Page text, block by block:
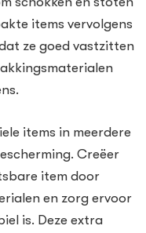
items vervolgens
ze goed vastzitten
items in meerdere
Creëer
item door
en zorg ervoor
is. Deze extra